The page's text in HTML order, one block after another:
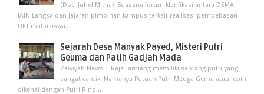
(Doc. Juhel Mitha) Suasana forum klarifikasi antara DEMA
IAIN Langsa dan jajaran pimpinan kampus terkait realisasi pembebasan
UKT mahasiswa...
Sejarah Desa Manyak Payed, Misteri Putri
Geuma dan Patih Gadjah Mada
Zawiyah News | Raja Tamiang memiliki seorang putri yang
sangat cantik. Namanya Potuan Putri Meuga Gema atau lebih
dikenal dengan Putri Rind...